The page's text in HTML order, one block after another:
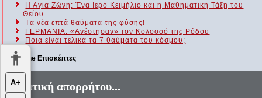
Η Αγία Ζώνη: Ένα Ιερό Κειμήλιο και η Μαθηματική Τάξη του
Θείου
Tα νέα επτά θαύματα της φύσης!
ΓΕΡΜΑΝΙΑ: «Ανέστησαν» τον Κολοσσό της Ρόδου
Ποια είναι τελικά τα 7 θαύματα του κόσμου;
Online Επισκέπτες
Αυτήν τη στιγμή επισκέπτονται τον ιστότοπό μας 157 guests και
κανένα μέλος
Πολιτική απορρήτου...
Α+